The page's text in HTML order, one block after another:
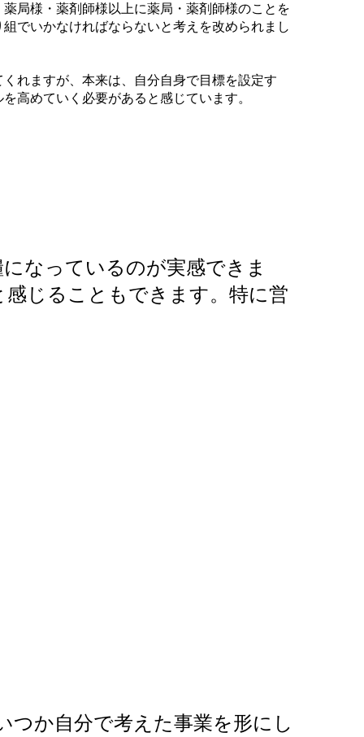
局様・薬剤師様以上に薬局・薬剤師様のことを
でいかなければならないと考えを改められまし
れますが、本来は、自分自身で目標を設定す
高めていく必要があると感じています。
なっているのが実感できま
じることもできます。特に営
か自分で考えた事業を形にし